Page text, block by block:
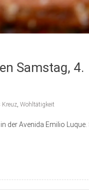
Samstag, 4.
Kreuz Wohltätigkeit
der Avenida Emilio Luque.